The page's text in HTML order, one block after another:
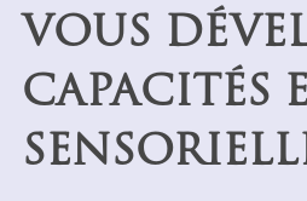
VOUS
CAPACITÉS